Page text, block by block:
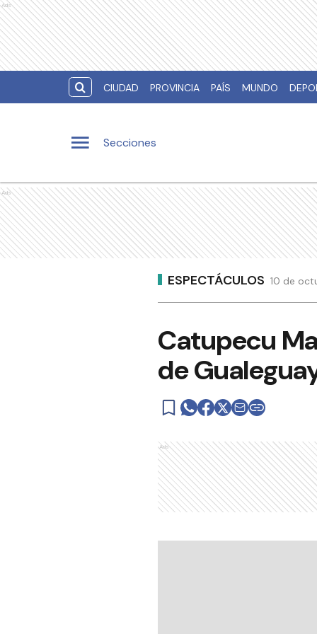
Ads
CIUDAD PROVINCIA PAÍS MUNDO
Secciones
Ads
ESPECTÁCULOS 10 de
Catupecu
de
Ads